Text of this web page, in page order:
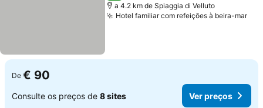
a 4.2 km de Spiaggia di Velluto
Hotel familiar com refeições à beira-mar
De € 90
Consulte os preços de 8 sites Ver preços